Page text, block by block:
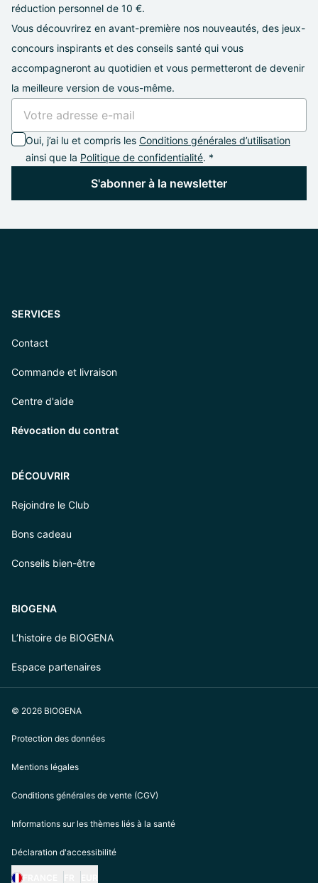
réduction personnel de 10 €.
Vous découvrirez en avant-première nos nouveautés, des jeux-
concours inspirants et des conseils santé qui vous
accompagneront au quotidien et vous permetteront de devenir
la meilleure version de vous-même.
Oui, j’ai lu et compris les Conditions générales d’utilisation
ainsi que la Politique de confidentialité. *
S'abonner à la newsletter
SERVICES
Contact
Commande et livraison
Centre d'aide
Révocation du contrat
DÉCOUVRIR
Rejoindre le Club
Bons cadeau
Conseils bien-être
BIOGENA
L’histoire de BIOGENA
Espace partenaires
© 2026 BIOGENA
Protection des données
Mentions légales
Conditions générales de vente (CGV)
Informations sur les thèmes liés à la santé
Déclaration d'accessibilité